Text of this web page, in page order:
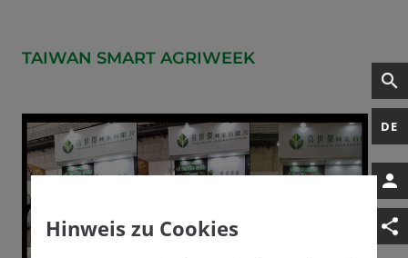
DE
TAIWAN SMART AGRIWEEK
Hinweis zu Cookies